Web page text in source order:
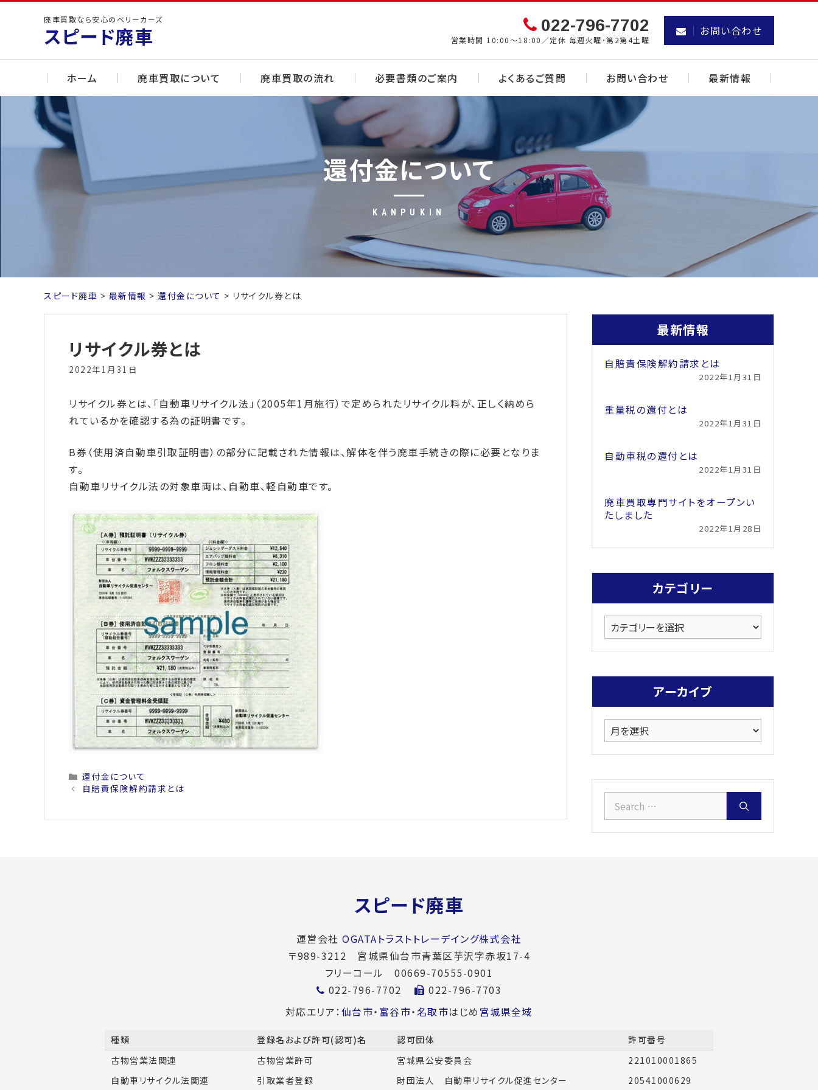
スピード廃車
廃車買取なら安心のベリーカーズ 022-796-7702
営業時間 10:00～18:00／定休 毎週火曜･第2第4土曜
お問い合わせ
ホーム 廃車買取について 廃車買取の流れ 必要書類のご案内 よくあるご質問 お問い合わせ 最新情報
還付金について
KANPUKIN
スピード廃車 > 最新情報 > 還付金について > リサイクル券とは
リサイクル券とは
2022年1月31日
リサイクル券とは、「自動車リサイクル法」（2005年1月施行）で定められたリサイクル料が、正しく納めら
れているかを確認する為の証明書です。
B券（使用済自動車引取証明書）の部分に記載された情報は、解体を伴う廃車手続きの際に必要となりま
す。
自動車リサイクル法の対象車両は、自動車、軽自動車です。
Categories
還付金について
自賠責保険解約請求とは
最新情報
自賠責保険解約請求とは
2022年1月31日
重量税の還付とは
2022年1月31日
自動車税の還付とは
2022年1月31日
廃車買取専門サイトをオープンい
たしました
2022年1月28日
カテゴリー
カ
テ
リ
アーカイブ
ア
ー
イ
ブSearch
for:
スピード廃車
運営会社OGATAトラストトレーデイング株式会社
〒989-3212 宮城県仙台市青葉区芋沢字赤坂17-4
フリーコール 00669-70555-0901
022-796-7702
022-796-7703
対応エリア： 仙台市・ 富谷市・ 名取市はじめ 宮城県全域
種類 登録名および許可(認可)名 認可団体
許可番号
古物営業法関連
古物営業許可 宮城県公安委員会
221010001865
自動車リサイクル法関連
引取業者登録 財団法人 自動車リサイクル促進センター 20541000629